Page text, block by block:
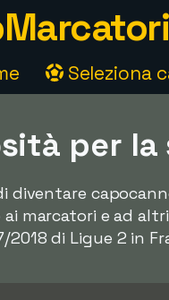
Seleziona
per la
diventare
marcatori e ad
di Ligue 2 in